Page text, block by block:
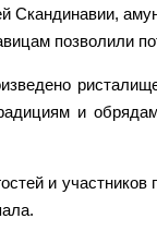
Скандинавии,
позволили
и
и